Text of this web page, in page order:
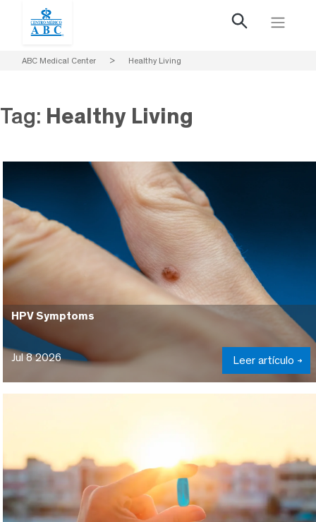
ABC Medical Center > Healthy Living
Tag: Healthy Living
HPV Symptoms
Jul 8 2026 Leer artículo